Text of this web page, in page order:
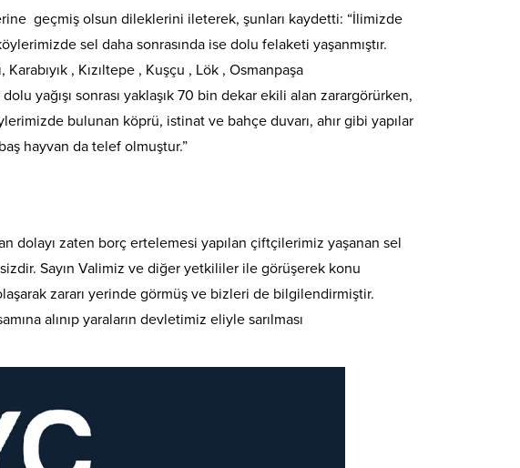
geçmiş olsun dileklerini ileterek, şunları kaydetti: “İlimizde
sel daha sonrasında ise dolu felaketi yaşanmıştır.
, Kızıltepe , Kuşçu , Lök , Osmanpaşa
yağışı sonrası yaklaşık 70 bin dekar ekili alan zarargörürken,
bulunan köprü, istinat ve bahçe duvarı, ahır gibi yapılar
hayvan da telef olmuştur.”
dolayı zaten borç ertelemesi yapılan çiftçilerimiz yaşanan sel
Sayın Valimiz ve diğer yetkililer ile görüşerek konu
zararı yerinde görmüş ve bizleri de bilgilendirmiştir.
alınıp yaraların devletimiz eliyle sarılması